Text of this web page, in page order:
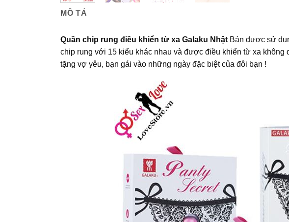
MÔ TẢ
Quần chip rung điều khiển từ xa Galaku NhậtBản được sử
chip rung với 15 kiểu khác nhau và được điều khiển từ xa không
tặng vợ yêu, bạn gái vào những ngày đặc biệt của đôi bạn !